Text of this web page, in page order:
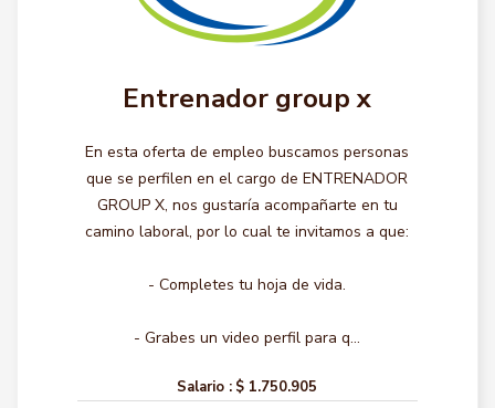
Entrenador group x
En esta oferta de empleo buscamos personas
que se perfilen en el cargo de ENTRENADOR
GROUP X, nos gustaría acompañarte en tu
camino laboral, por lo cual te invitamos a que:
- Completes tu hoja de vida.
- Grabes un video perfil para q...
Salario : $ 1.750.905